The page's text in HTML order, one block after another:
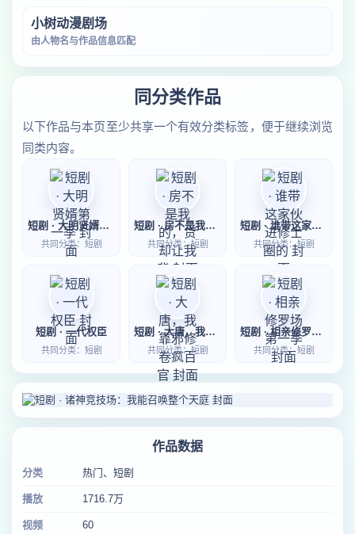
小树动漫剧场
由人物名与作品信息匹配
同分类作品
以下作品与本页至少共享一个有效分类标签，便于继续浏览
同类内容。
短剧 · 大明贤婿第一季
共同分类：短剧
短剧 · 房不是我的，贷却让我背
共同分类：短剧
短剧 · 谁带这家伙进修士圈的
共同分类：短剧
短剧 · 一代权臣
共同分类：短剧
短剧 · 大唐，我靠邪修卷疯百官
共同分类：短剧
短剧 · 相亲修罗场第一季
共同分类：短剧
作品数据
分类 热门、短剧
播放 1716.7万
视频 60